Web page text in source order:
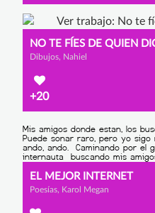
Dibujos, Nahiel
+20
EL MEJOR INTERNET
Poesías, Karol Megan